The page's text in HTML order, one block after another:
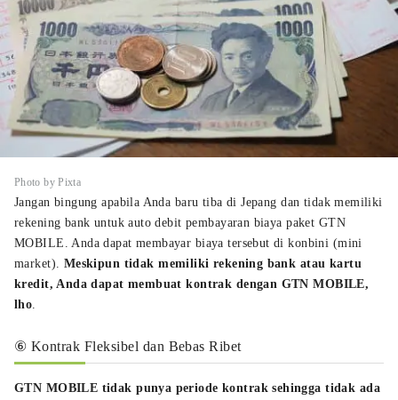
Photo by Pixta
Jangan bingung apabila Anda baru tiba di Jepang dan tidak memiliki
rekening bank untuk auto debit pembayaran biaya paket GTN
MOBILE. Anda dapat membayar biaya tersebut di konbini (mini
market). Meskipun tidak memiliki rekening bank atau kartu
kredit, Anda dapat membuat kontrak dengan GTN MOBILE,
lho.
⑥ Kontrak Fleksibel dan Bebas Ribet
GTN MOBILE tidak punya periode kontrak sehingga tidak ada